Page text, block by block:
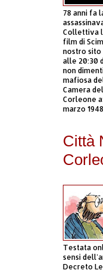
78 anni fa
Collettiva
film di
nostro
alle 20:30
non
mafiosa
Camera
Corleone
marzo 1948
Città
Testata
sensi
Decreto